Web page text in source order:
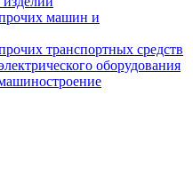
машин и
транспортных средств
оборудования